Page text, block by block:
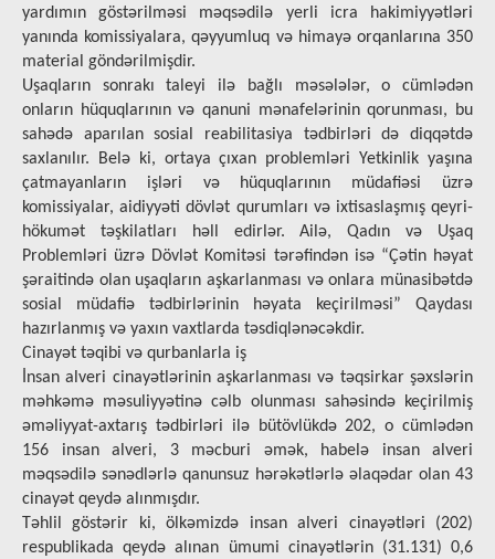
yardımın göstərilməsi məqsədilə yerli icra hakimiyyətləri
yanında komissiyalara, qəyyumluq və himayə orqanlarına 350
material göndərilmişdir.
Uşaqların sonrakı taleyi ilə bağlı məsələlər, o cümlədən
onların hüquqlarının və qanuni mənafelərinin qorunması, bu
sahədə aparılan sosial reabilitasiya tədbirləri də diqqətdə
saxlanılır. Belə ki, ortaya çıxan problemləri Yetkinlik yaşına
çatmayanların işləri və hüquqlarının müdafiəsi üzrə
komissiyalar, aidiyyəti dövlət qurumları və ixtisaslaşmış qeyri-
hökumət təşkilatları həll edirlər. Ailə, Qadın və Uşaq
Problemləri üzrə Dövlət Komitəsi tərəfindən isə “Çətin həyat
şəraitində olan uşaqların aşkarlanması və onlara münasibətdə
sosial müdafiə tədbirlərinin həyata keçirilməsi” Qaydası
hazırlanmış və yaxın vaxtlarda təsdiqlənəcəkdir.
Cinayət təqibi və qurbanlarla iş
İnsan alveri cinayətlərinin aşkarlanması və təqsirkar şəxslərin
məhkəmə məsuliyyətinə cəlb olunması sahəsində keçirilmiş
əməliyyat-axtarış tədbirləri ilə bütövlükdə 202, o cümlədən
156 insan alveri, 3 məcburi əmək, habelə insan alveri
məqsədilə sənədlərlə qanunsuz hərəkətlərlə əlaqədar olan 43
cinayət qeydə alınmışdır.
Təhlil göstərir ki, ölkəmizdə insan alveri cinayətləri (202)
respublikada qeydə alınan ümumi cinayətlərin (31.131) 0,6